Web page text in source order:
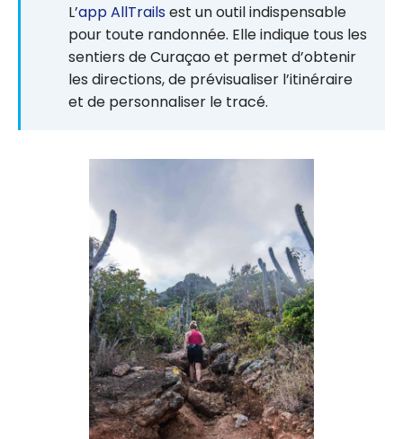
L’app AllTrails est un outil indispensable
pour toute randonnée. Elle indique tous les
sentiers de Curaçao et permet d’obtenir
les directions, de prévisualiser l’itinéraire
et de personnaliser le tracé.